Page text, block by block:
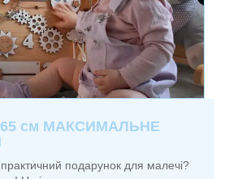
см МАКСИМАЛЬНЕ
подарунок для малечі?